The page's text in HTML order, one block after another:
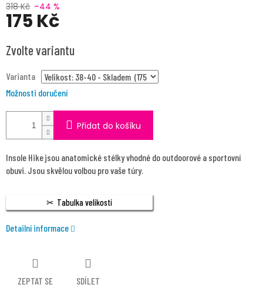
318 Kč –44 %
175 Kč
cena:
Zvolte variantu
Varianta
Možnosti doručení
Přidat do košíku
Insole Hike jsou anatomické stélky vhodné do outdoorové a sportovní
obuvi. Jsou skvělou volbou pro vaše túry.
Tabulka velikostí
Detailní informace
ZEPTAT SE SDÍLET